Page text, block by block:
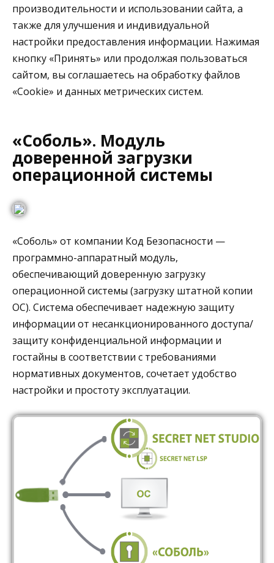
производительности и использовании сайта, а
также для улучшения и индивидуальной
настройки предоставления информации. Нажимая
кнопку «Принять» или продолжая пользоваться
сайтом, вы соглашаетесь на обработку файлов
«Cookie» и данных метрических систем.
«Соболь». Модуль
доверенной загрузки
операционной системы
«Соболь» от компании Код Безопасности —
программно-аппаратный модуль,
обеспечивающий доверенную загрузку
операционной системы (загрузку штатной копии
ОС). Система обеспечивает надежную защиту
информации от несанкционированного доступа/
защиту конфиденциальной информации и
гостайны в соответствии с требованиями
нормативных документов, сочетает удобство
настройки и простоту эксплуатации.